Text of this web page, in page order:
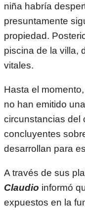
niña habría
presuntamente
propiedad.
piscina de la villa,
vitales.
Hasta el
no han emitido
circunstancias del
concluyentes
desarrollan para
A través de sus
Claudio informó
expuestos en la